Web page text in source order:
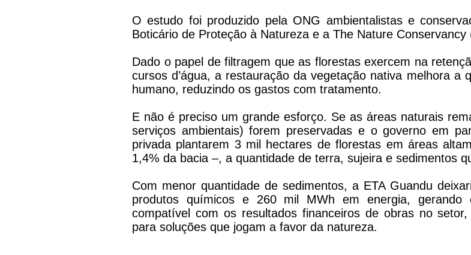
O estudo foi produzido pela ONG ambientalistas e
Boticário de Proteção à Natureza e a The Nature Conservancy
Dado o papel de filtragem que as florestas exercem na
cursos d’água, a restauração da vegetação nativa melhora a
humano, reduzindo os gastos com tratamento.
E não é preciso um grande esforço. Se as áreas naturais
serviços ambientais) forem preservadas e o governo em
privada plantarem 3 mil hectares de florestas em áreas
1,4% da bacia –, a quantidade de terra, sujeira e sedimentos
Com menor quantidade de sedimentos, a ETA Guandu
produtos químicos e 260 mil MWh em energia,
compatível com os resultados financeiros de obras no
para soluções que jogam a favor da natureza.